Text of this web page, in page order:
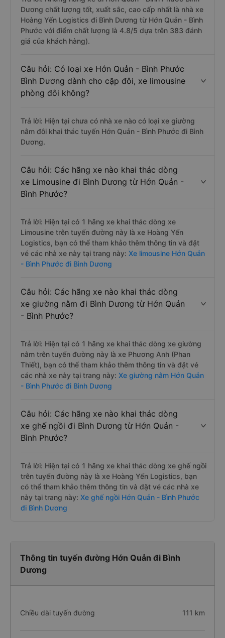
Dương chất lượng tốt, xuất sắc, cao cấp nhất là nhà xe
Hoàng Yến Logistics đi Bình Dương từ Hớn Quản - Bình
Phước với điểm chất lượng là 4.8/5 dựa trên 383 đánh
giá của khách hàng).
Câu hỏi: Có loại xe Hớn Quản - Bình Phước
Bình Dương dành cho cặp đôi, xe limousine
phòng đôi không?
Trả lời: Hiện tại chưa có nhà xe nào có loại xe giường
nằm đôi khai thác tuyến Hớn Quản - Bình Phước đi Bình
Dương.
Câu hỏi: Các hãng xe nào khai thác dòng
xe Limousine đi Bình Dương từ Hớn Quản -
Bình Phước?
Trả lời: Hiện tại có 1 hãng xe khai thác dòng xe
Limousine trên tuyến đường này là xe Hoàng Yến
Logistics, bạn có thể tham khảo thêm thông tin và đặt
vé các nhà xe này tại trang này: Xe limousine Hớn Quản
- Bình Phước đi Bình Dương
Câu hỏi: Các hãng xe nào khai thác dòng
xe giường nằm đi Bình Dương từ Hớn Quản
- Bình Phước?
Trả lời: Hiện tại có 1 hãng xe khai thác dòng xe giường
nằm trên tuyến đường này là xe Phương Anh (Phan
Thiết), bạn có thể tham khảo thêm thông tin và đặt vé
các nhà xe này tại trang này: Xe giường nằm Hớn Quản
- Bình Phước đi Bình Dương
Câu hỏi: Các hãng xe nào khai thác dòng
xe ghế ngồi đi Bình Dương từ Hớn Quản -
Bình Phước?
Trả lời: Hiện tại có 1 hãng xe khai thác dòng xe ghế ngồi
trên tuyến đường này là xe Hoàng Yến Logistics, bạn
có thể tham khảo thêm thông tin và đặt vé các nhà xe
này tại trang này: Xe ghế ngồi Hớn Quản - Bình Phước
đi Bình Dương
Thông tin tuyến đường Hớn Quản đi Bình
Dương
Chiều dài tuyến đường 111 km